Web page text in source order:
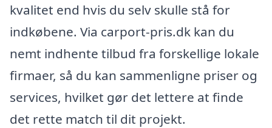
kvalitet end hvis du selv skulle stå for
indkøbene. Via carport-pris.dk kan du
nemt indhente tilbud fra forskellige lokale
firmaer, så du kan sammenligne priser og
services, hvilket gør det lettere at finde
det rette match til dit projekt.